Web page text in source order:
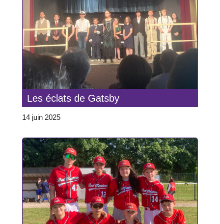
Les éclats de Gatsby
14 juin 2025